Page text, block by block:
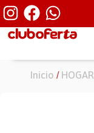
Inicio / HOGAR